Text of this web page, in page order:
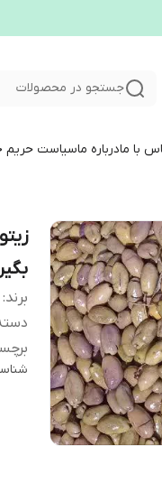
جستجو در محصولات
با مادرباره ماسیاست
برند: